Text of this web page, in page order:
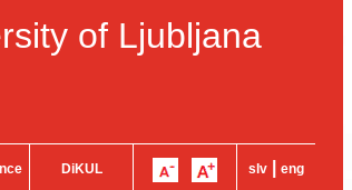
of Ljubljana
DiKUL slv eng